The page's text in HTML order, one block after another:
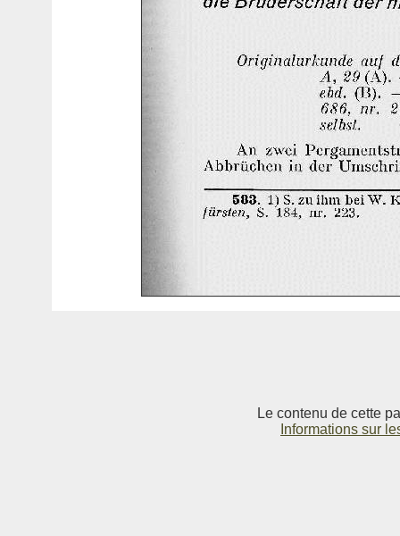
Le contenu de cette
Informations sur